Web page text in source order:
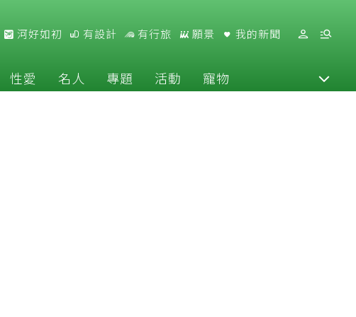
河好如初 有設計 有行旅 願景 我的新聞
性愛 名人 專題 活動 寵物